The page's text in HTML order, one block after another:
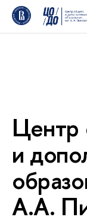
Центр
и
А.А.